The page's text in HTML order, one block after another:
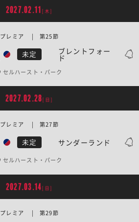
2027.02.11 [木]
未定 ブレントフォー
ド
プレミア | 第25節
セルハースト・パーク
2027.02.28[日]
未定 サンダーランド
プレミア | 第27節
セルハースト・パーク
2027.03.14[日]
プレミア | 第29節